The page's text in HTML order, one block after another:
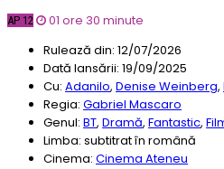
AP 12
01 ore 30 minute
Rulează din: 12/07/2026
Dată lansării: 19/09/2025
Cu: Adanilo, Denise Weinberg,
Regia: Gabriel Mascaro
Genul: BT, Dramă, Fantastic,
Limba: subtitrat în română
Cinema: Cinema Ateneu